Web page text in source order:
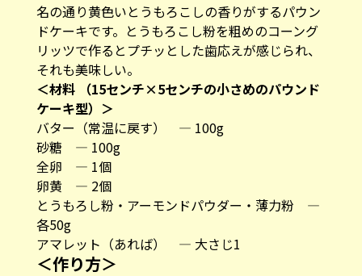
名の通り黄色いとうもろこしの香りがするパウン
ドケーキです。とうもろこし粉を粗めのコーング
リッツで作るとプチッとした歯応えが感じられ、
それも美味しい。
＜材料 （15センチ×5センチの小さめのパウンド
ケーキ型）＞
バター（常温に戻す） ― 100g
砂糖 ― 100g
全卵 ― 1個
卵黄 ― 2個
とうもろし粉・アーモンドパウダー・薄力粉 ―
各50g
アマレット（あれば） ― 大さじ1
＜作り方＞